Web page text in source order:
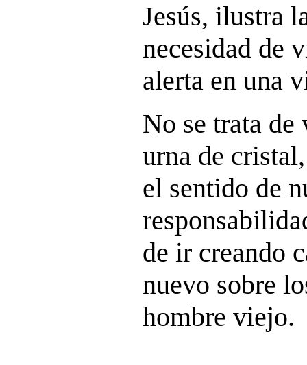
Jesús, ilustra
necesidad de
alerta en una
No se trata
urna de
el sentido de
de ir creando
nuevo sobre
hombre viejo.